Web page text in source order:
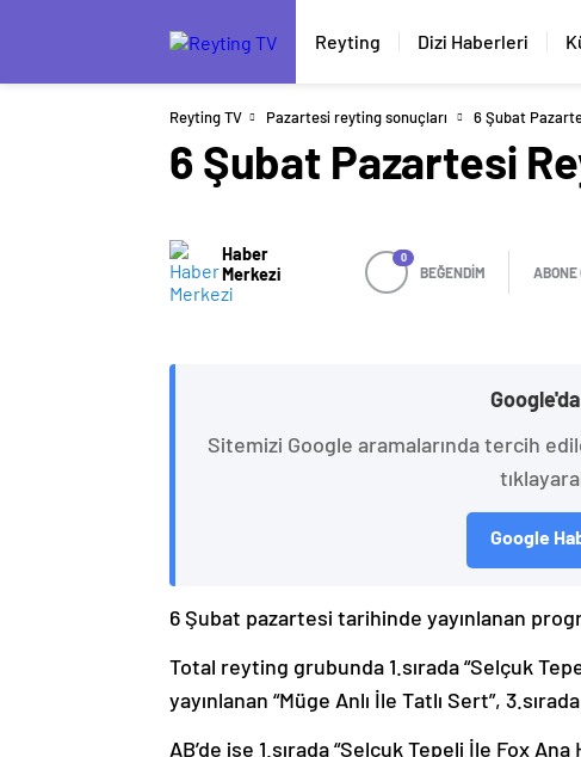
Reyting Dizi Haberleri
Reyting TV Pazartesi reyting sonuçları 6 Şubat
6 Şubat Pazartesi
Haber
Merkezi
0
BEĞENDİM ABONE
Sitemizi Google aramalarında tercih
Google
6 Şubat pazartesi tarihinde yayınlanan
Total reyting grubunda 1.sırada “Selçuk
yayınlanan “Müge Anlı İle Tatlı Sert”,
AB’de ise 1.sırada “Selçuk Tepeli İle Fox